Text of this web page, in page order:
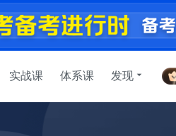
实战课 体系课 发现